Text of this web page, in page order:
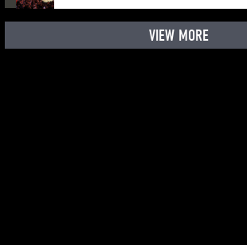
VIEW MORE